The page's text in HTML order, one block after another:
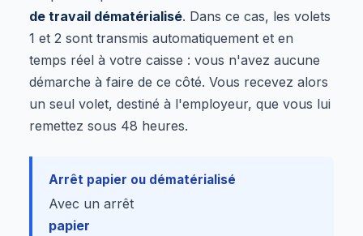
de travail dématérialisé. Dans ce cas, les volets
1 et 2 sont transmis automatiquement et en
temps réel à votre caisse : vous n'avez aucune
démarche à faire de ce côté. Vous recevez alors
un seul volet, destiné à l'employeur, que vous lui
remettez sous 48 heures.
Arrêt papier ou dématérialisé
Avec un arrêt
papier